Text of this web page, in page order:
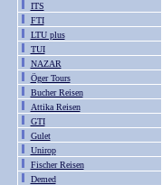
ITS
FTI
LTU plus
TUI
NAZAR
Öger Tours
Bucher Reisen
Attika Reisen
GTI
Gulet
Unirop
Fischer Reisen
Demed